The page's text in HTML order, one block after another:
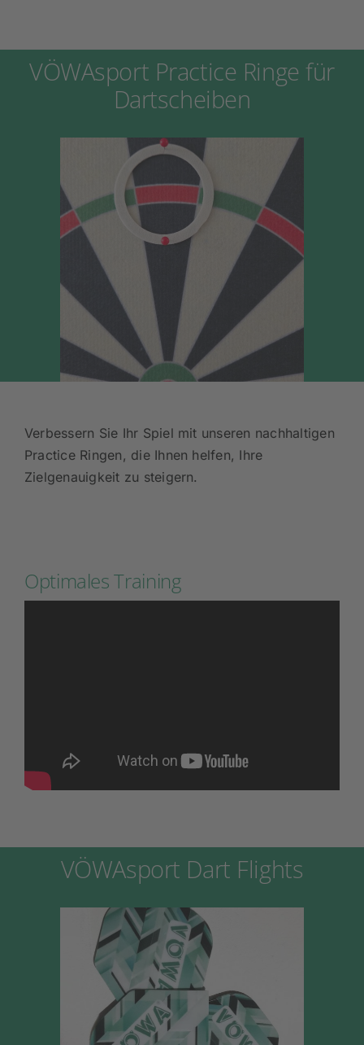
VÖWAsport Practice Ringe für
Dartscheiben
Verbessern Sie Ihr Spiel mit unseren nachhaltigen
Practice Ringen, die Ihnen helfen, Ihre
Zielgenauigkeit zu steigern.
Optimales Training
VÖWAsport Dart Flights